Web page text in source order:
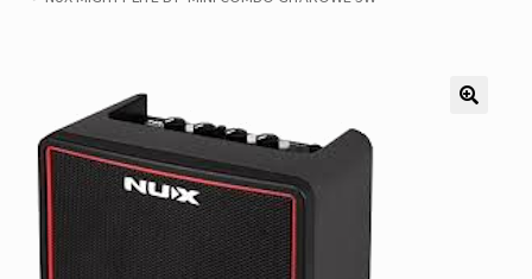
Pozostałe